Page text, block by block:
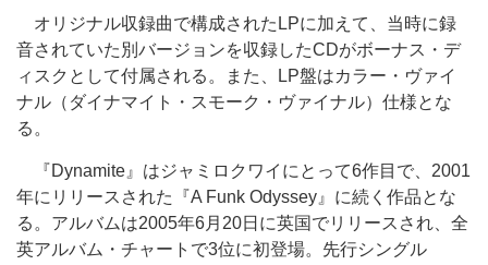
オリジナル収録曲で構成されたLPに加えて、当時に録
音されていた別バージョンを収録したCDがボーナス・デ
ィスクとして付属される。また、LP盤はカラー・ヴァイ
ナル（ダイナマイト・スモーク・ヴァイナル）仕様とな
る。
『Dynamite』はジャミロクワイにとって6作目で、2001
年にリリースされた『A Funk Odyssey』に続く作品とな
る。アルバムは2005年6月20日に英国でリリースされ、全
英アルバム・チャートで3位に初登場。先行シングル